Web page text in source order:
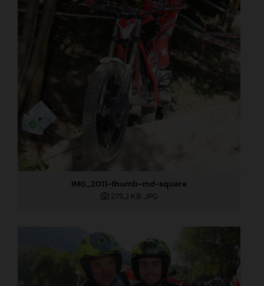
IMG_2011-thumb-md-square
275,2 KB .JPG